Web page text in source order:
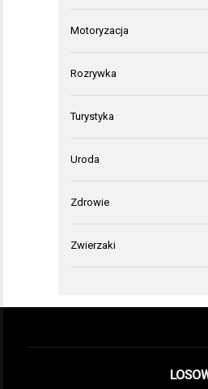
Motoryzacja
Rozrywka
Turystyka
Uroda
Zdrowie
Zwierzaki